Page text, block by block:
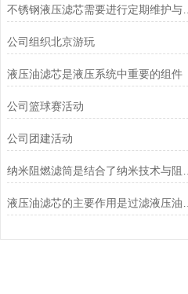
不锈钢液压滤芯需要进行定期维护与清洁
公司组织北京游玩
液压油滤芯是液压系统中重要的组件
公司篮球赛活动
公司团建活动